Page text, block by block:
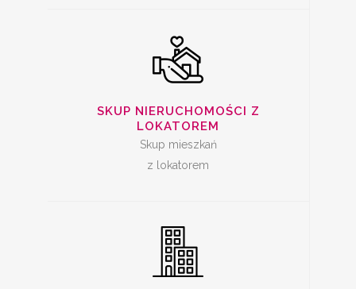
SKUP NIERUCHOMOŚCI Z
LOKATOREM
Skup mieszkań
z lokatorem
SZYBKA SPRZEDAŻ
MIESZKANIA
SKUP LOKALI DO